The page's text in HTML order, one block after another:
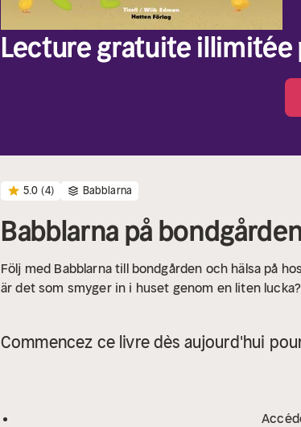
Lecture gratuite illimitée
5.0 (4) Babblarna
Babblarna på
Följ med Babblarna till bondgården och hälsa på
är det som smyger in i huset genom en liten
Commencez ce livre dès aujourd'hui